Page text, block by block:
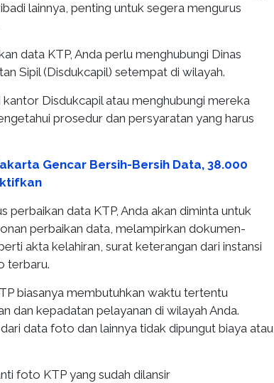
lainnya, penting untuk segera mengurus
data KTP, Anda perlu menghubungi Dinas
Sipil (Disdukcapil) setempat di wilayah.
Disdukcapil atau menghubungi mereka
prosedur dan persyaratan yang harus
Gencar Bersih-Bersih Data, 38.000
perbaikan data KTP, Anda akan diminta untuk
perbaikan data, melampirkan dokumen-
akta kelahiran, surat keterangan dari instansi
terbaru.
biasanya membutuhkan waktu tertentu
dan kepadatan pelayanan di wilayah Anda.
data foto dan lainnya tidak dipungut biaya atau
foto KTP yang sudah dilansir